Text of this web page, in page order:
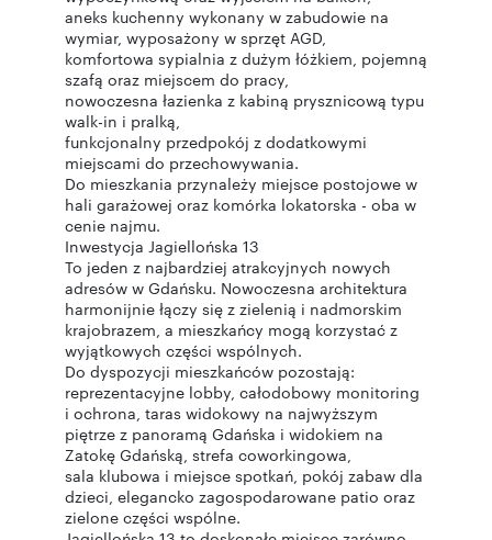
aneks kuchenny wykonany w zabudowie na
wymiar, wyposażony w sprzęt AGD,
komfortowa sypialnia z dużym łóżkiem, pojemną
szafą oraz miejscem do pracy,
nowoczesna łazienka z kabiną prysznicową typu
walk-in i pralką,
funkcjonalny przedpokój z dodatkowymi
miejscami do przechowywania.
Do mieszkania przynależy miejsce postojowe w
hali garażowej oraz komórka lokatorska - oba w
cenie najmu.
Inwestycja Jagiellońska 13
To jeden z najbardziej atrakcyjnych nowych
adresów w Gdańsku. Nowoczesna architektura
harmonijnie łączy się z zielenią i nadmorskim
krajobrazem, a mieszkańcy mogą korzystać z
wyjątkowych części wspólnych.
Do dyspozycji mieszkańców pozostają:
reprezentacyjne lobby, całodobowy monitoring
i ochrona, taras widokowy na najwyższym
piętrze z panoramą Gdańska i widokiem na
Zatokę Gdańską, strefa coworkingowa,
sala klubowa i miejsce spotkań, pokój zabaw dla
dzieci, elegancko zagospodarowane patio oraz
zielone części wspólne.